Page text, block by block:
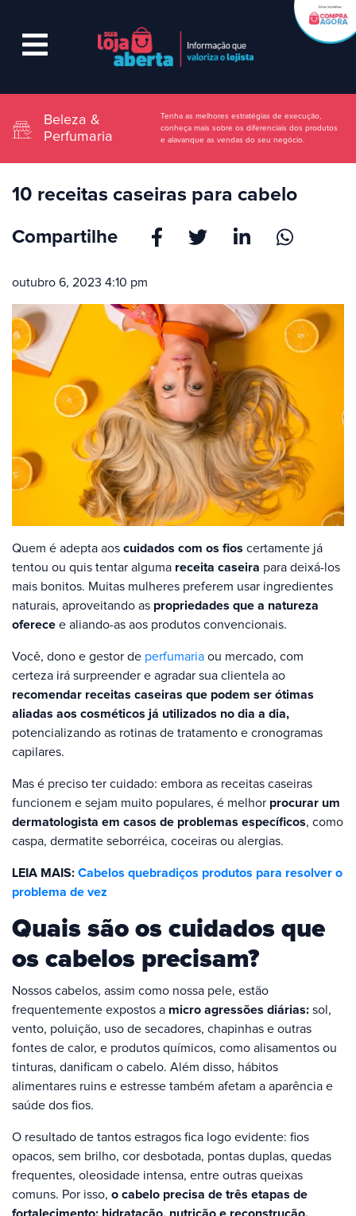
Beleza &
Perfumaria
Tenha as melhores estratégias de execução,
conheça mais sobre os diferenciais dos produtos
e alavanque as vendas do seu negócio.
10 receitas caseiras para cabelo
Compartilhe
outubro 6, 2023 4:10 pm
Quem é adepta aos cuidados com os fios certamente já
tentou ou quis tentar alguma receita caseira para deixá-los
mais bonitos. Muitas mulheres preferem usar ingredientes
naturais, aproveitando as propriedades que a natureza
oferece e aliando-as aos produtos convencionais.
Você, dono e gestor de perfumaria ou mercado, com
certeza irá surpreender e agradar sua clientela ao
recomendar receitas caseiras que podem ser ótimas
aliadas aos cosméticos já utilizados no dia a dia,
potencializando as rotinas de tratamento e cronogramas
capilares.
Mas é preciso ter cuidado: embora as receitas caseiras
funcionem e sejam muito populares, é melhor procurar um
dermatologista em casos de problemas específicos, como
caspa, dermatite seborréica, coceiras ou alergias.
LEIA MAIS: Cabelos quebradiços produtos para resolver o
problema de vez
Quais são os cuidados que
os cabelos precisam?
Nossos cabelos, assim como nossa pele, estão
frequentemente expostos a micro agressões diárias: sol,
vento, poluição, uso de secadores, chapinhas e outras
fontes de calor, e produtos químicos, como alisamentos ou
tinturas, danificam o cabelo. Além disso, hábitos
alimentares ruins e estresse também afetam a aparência e
saúde dos fios.
O resultado de tantos estragos fica logo evidente: fios
opacos, sem brilho, cor desbotada, pontas duplas, quedas
frequentes, oleosidade intensa, entre outras queixas
comuns. Por isso, o cabelo precisa de três etapas de
fortalecimento: hidratação, nutrição e reconstrução.